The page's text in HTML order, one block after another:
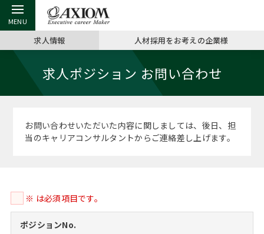
戻る
アクシアムの特長 ミッシ
コンサ
サービス案内
お申し
キャリ
戻る
キャリア支援 TOP
キャリアデザイン講座
（最新求人市場動向）
キャリ
MBAの
おわり
MBAの転職事例
MBAからのFAQ
MBA留
日本か
戻る
転職ツール TOP
英文レジュメの書き方
英文レ
パワー
よくある面接Q&A集
戻る
転職コラム TOP
“展”職相談室
転職成功への4つの鍵
戻る
イベント・セミナー TOP
ジョブフェア
キャリアフォーラム
戻る
会社概要 TOP
沿革
採用情報
求人情報 人材採用をお考えの企業様
求人ポジション お問い合わせ
お問い合わせいただいた内容に関しましては、後日、担
当のキャリアコンサルタントからご連絡差し上げます。
※ は必須項目です。
ポジションNo.